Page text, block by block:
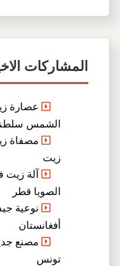
المشاركات
عصارة
الشمس
مصفاة
زيت
آلة زيت
الصويا قطر
نوعية
أفغانستان
مصنع
تونس